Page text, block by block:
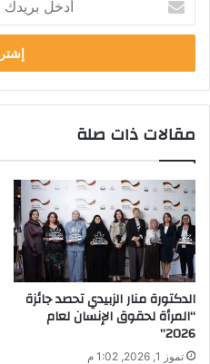
خ
ب
ر
د
ا
ل
إ
ل
ك
ت
ر
و
ي
مقالات ذات صلة
الدكتورة منار الزبيدي تحصد جائزة
“المرأة لحقوق الإنسان لعام
2026”
تموز 1, 2026, 1:02 م